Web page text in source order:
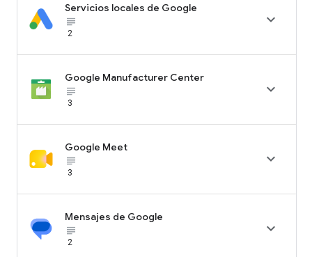
Servicios locales de Google
subject_black
2

Google Manufacturer Center
subject_black
3

Google Meet
subject_black
3

Mensajes de Google
subject_black
2
